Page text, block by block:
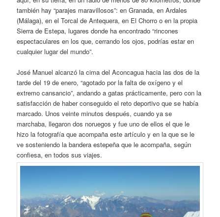
también hay “parajes maravillosos”: en Granada, en Ardales
(Málaga), en el Torcal de Antequera, en El Chorro o en la propia
Sierra de Estepa, lugares donde ha encontrado “rincones
espectaculares en los que, cerrando los ojos, podrías estar en
cualquier lugar del mundo”.
José Manuel alcanzó la cima del Aconcagua hacia las dos de la
tarde del 19 de enero, “agotado por la falta de oxígeno y el
extremo cansancio”, andando a gatas prácticamente, pero con la
satisfacción de haber conseguido el reto deportivo que se había
marcado. Unos veinte minutos después, cuando ya se
marchaba, llegaron dos noruegos y fue uno de ellos el que le
hizo la fotografía que acompaña este artículo y en la que se le
ve sosteniendo la bandera estepeña que le acompaña, según
confiesa, en todos sus viajes.